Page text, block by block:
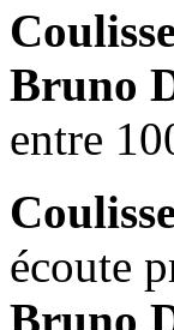
Bruno
entre
écoute
Bruno